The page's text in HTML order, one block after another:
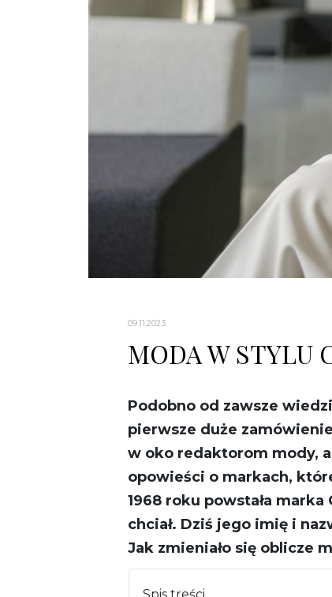
09.11.2023
MODA W STYLU
Podobno od zawsze
pierwsze duże
w oko redaktorom mody,
opowieści o markach,
1968 roku powstała
chciał. Dziś jego imię i
Jak zmieniało się oblicze
Spis treści